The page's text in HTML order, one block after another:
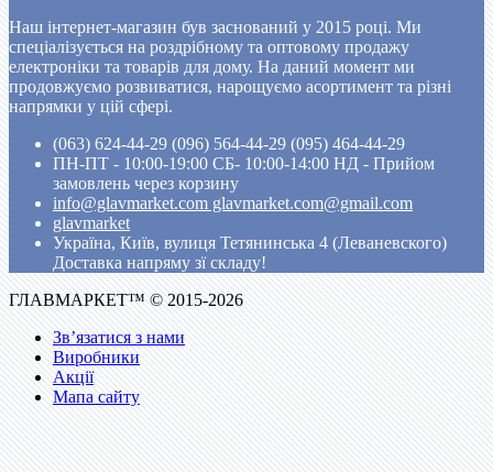
Наш інтернет-магазин був заснований у 2015 році. Ми
спеціалізується на роздрібному та оптовому продажу
електроніки та товарів для дому. На даний момент ми
продовжуємо розвиватися, нарощуємо асортимент та різні
напрямки у цій сфері.
(063) 624-44-29 (096) 564-44-29 (095) 464-44-29
ПН-ПТ - 10:00-19:00 CБ- 10:00-14:00 НД - Прийом
замовлень через корзину
info@glavmarket.com glavmarket.com@gmail.com
glavmarket
Україна, Київ, вулиця Тетянинська 4 (Леваневского)
Доставка напряму зї складу!
ГЛАВМАРКЕТ™ © 2015-2026
Зв’язатися з нами
Виробники
Акції
Мапа сайту